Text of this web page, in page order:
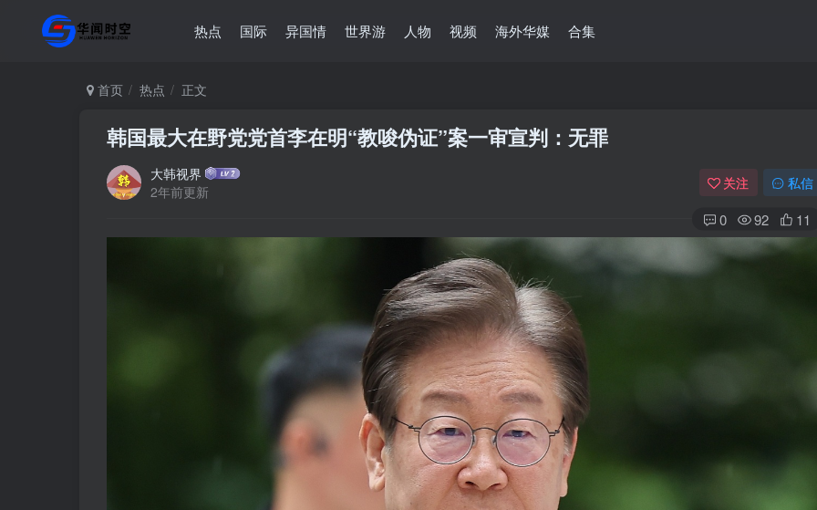
热点 国际 异国情 世界游 人物 视频 海外华媒 合集
首页 热点 正文
韩国最大在野党党首李在明“教唆伪证”案一审宣判：无罪
大韩视界
2年前更新
关注 私信
0 92 11